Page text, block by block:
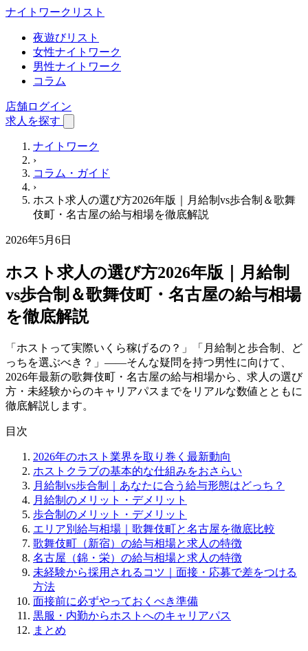
ナイトワーク リスト
夜遊びリスト
女性ナイトワーク
男性ナイトワーク
コラム
店舗ログイン
求人を探す
ナイトワーク
›
コラム・ガイド
›
ホスト求人の選び方2026年版｜月給制vs歩合制＆歌舞
伎町・名古屋の給与相場を徹底解説
2026年5月6日
ホスト求人の選び方2026年版｜月給制
vs歩合制＆歌舞伎町・名古屋の給与相場
を徹底解説
「ホストって実際いくら稼げるの？」「月給制と歩合制、ど
っちを選ぶべき？」——そんな疑問を持つ男性に向けて、
2026年最新の歌舞伎町・名古屋の給与相場から、求人の選び
方・未経験からのキャリアパスまでをリアルな数値とともに
徹底解説します。
目次
2026年のホスト業界を取り巻く最新動向
ホストクラブの基本的な仕組みをおさらい
月給制vs歩合制｜あなたに合う給与形態はどっち？
月給制のメリット・デメリット
歩合制のメリット・デメリット
エリア別給与相場｜歌舞伎町と名古屋を徹底比較
歌舞伎町（新宿）の給与相場と求人の特徴
名古屋（錦・栄）の給与相場と求人の特徴
未経験から採用されるコツ｜面接・応募で差をつける
方法
面接前に必ずやっておくべき準備
黒服・内勤からホストへのキャリアパス
まとめ